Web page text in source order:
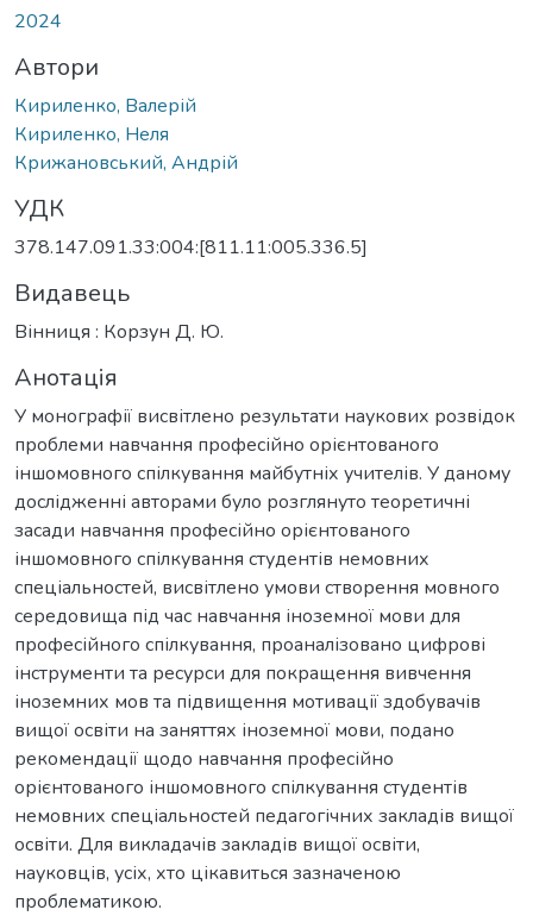
2024
Автори
Кириленко, Валерій
Кириленко, Неля
Крижановський, Андрій
УДК
378.147.091.33:004:[811.11:005.336.5]
Видавець
Вінниця : Корзун Д. Ю.
Анотація
У монографії висвітлено результати наукових розвідок
проблеми навчання професійно орієнтованого
іншомовного спілкування майбутніх учителів. У даному
дослідженні авторами було розглянуто теоретичні
засади навчання професійно орієнтованого
іншомовного спілкування студентів немовних
спеціальностей, висвітлено умови створення мовного
середовища під час навчання іноземної мови для
професійного спілкування, проаналізовано цифрові
інструменти та ресурси для покращення вивчення
іноземних мов та підвищення мотивації здобувачів
вищої освіти на заняттях іноземної мови, подано
рекомендації щодо навчання професійно
орієнтованого іншомовного спілкування студентів
немовних спеціальностей педагогічних закладів вищої
освіти. Для викладачів закладів вищої освіти,
науковців, усіх, хто цікавиться зазначеною
проблематикою.